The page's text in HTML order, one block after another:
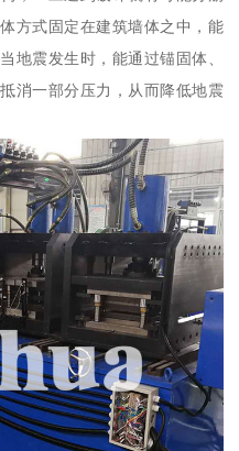
方式固定在建筑墙体之中，能
地震发生时，能通过锚固体、
消一部分压力，从而降低地震